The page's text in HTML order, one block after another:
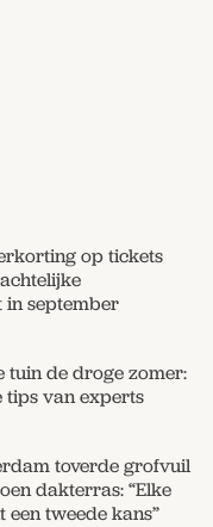
op tickets
in september
tuin de droge zomer:
tips van experts
toverde grofvuil
dakterras: “Elke
tweede kans”